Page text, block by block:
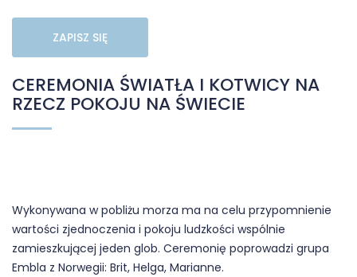
ZAPISZ SIĘ
CEREMONIA ŚWIATŁA I KOTWICY NA
RZECZ POKOJU NA ŚWIECIE
Wykonywana w pobliżu morza ma na celu przypomnienie
wartości zjednoczenia i pokoju ludzkości wspólnie
zamieszkującej jeden glob. Ceremonię poprowadzi grupa
Embla z Norwegii: Brit, Helga, Marianne.